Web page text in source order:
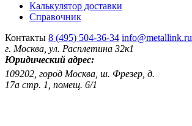
Калькулятор доставки
Справочник
Контакты 8 (495) 504-36-34 info@metallink.ru
г. Москва, ул. Расплетина 32к1
Юридический адрес:
109202, город Москва, ш. Фрезер, д.
17а стр. 1, помещ. 6/1